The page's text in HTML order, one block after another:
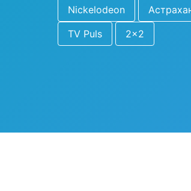
Nickelodeon
TV Puls
2x2